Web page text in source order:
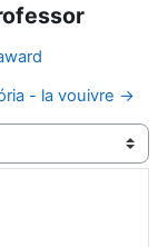
- la vouivre →